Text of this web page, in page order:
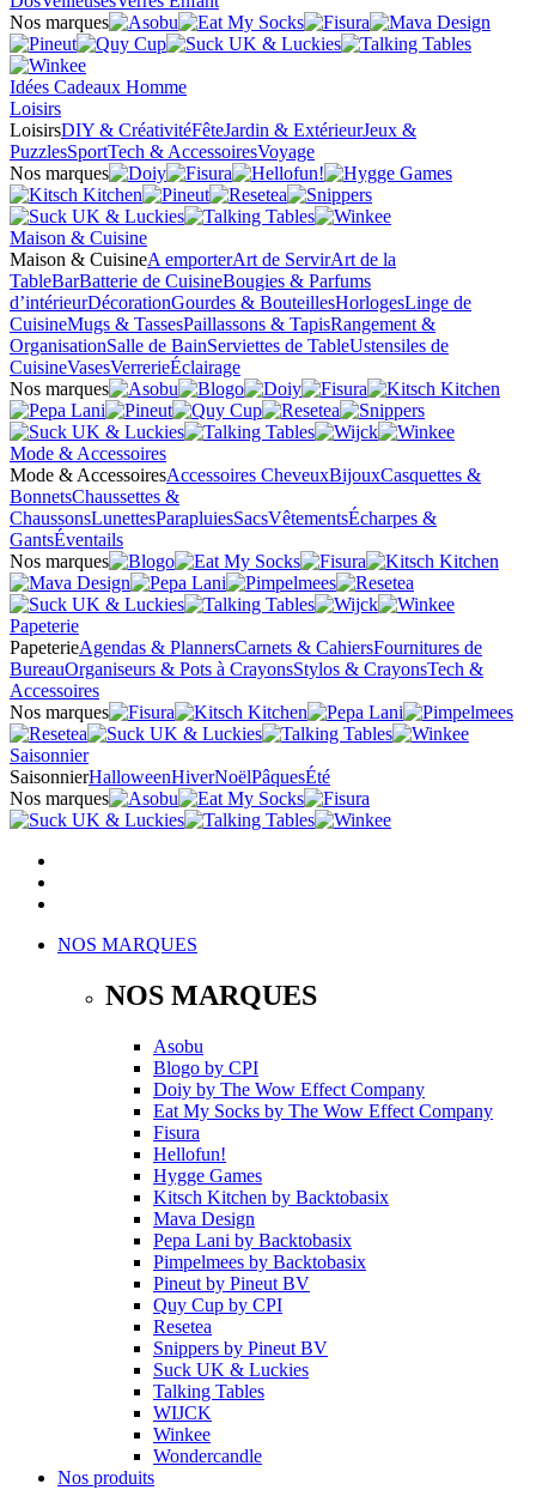
Nos marques
Idées Cadeaux Homme
Loisirs
LoisirsDIY & CréativitéFêteJardin & ExtérieurJeux &
PuzzlesSportTech & AccessoiresVoyage
Nos marques
Maison & Cuisine
Maison & CuisineA emporterArt de ServirArt de la
TableBarBatterie de CuisineBougies & Parfums
d’intérieurDécorationGourdes & BouteillesHorlogesLinge de
CuisineMugs & TassesPaillassons & TapisRangement &
OrganisationSalle de BainServiettes de TableUstensiles de
CuisineVasesVerrerieÉclairage
Nos marques
Mode & Accessoires
Mode & AccessoiresAccessoires CheveuxBijouxCasquettes &
BonnetsChaussettes &
ChaussonsLunettesParapluiesSacsVêtementsÉcharpes &
GantsÉventails
Nos marques
Papeterie
PapeterieAgendas & PlannersCarnets & CahiersFournitures de
BureauOrganiseurs & Pots à CrayonsStylos & CrayonsTech &
Accessoires
Nos marques
Saisonnier
SaisonnierHalloweenHiverNoëlPâquesÉté
Nos marques
NOS MARQUES
NOS MARQUES
Asobu
Blogo by CPI
Doiy by The Wow Effect Company
Eat My Socks by The Wow Effect Company
Fisura
Hellofun!
Hygge Games
Kitsch Kitchen by Backtobasix
Mava Design
Pepa Lani by Backtobasix
Pimpelmees by Backtobasix
Pineut by Pineut BV
Quy Cup by CPI
Resetea
Snippers by Pineut BV
Suck UK & Luckies
Talking Tables
WIJCK
Winkee
Wondercandle
Nos produits